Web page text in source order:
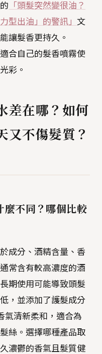
「頭髮突然變很油？
型出油」的警訊」 文
讓髮香更持久。
合自己的髮香噴霧使
彩。
差在哪？如何
又不傷髮質？
麼不同？哪個比較
成分、酒精含量、香
常含有較高濃度的酒
期使用可能導致頭髮
，並添加了護髮成分
氣清新柔和，適合為
絲。選擇哪種產品取
濃鬱的香氣且髮質健